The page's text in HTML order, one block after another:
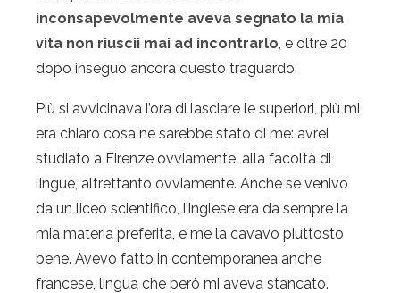
inconsapevolmente aveva segnato la mia
vita non riuscii mai ad incontrarlo , e oltre 20
dopo inseguo ancora questo traguardo.
Più si avvicinava l’ora di lasciare le superiori, più mi
era chiaro cosa ne sarebbe stato di me: avrei
studiato a Firenze ovviamente, alla facoltà di
lingue, altrettanto ovviamente. Anche se venivo
da un liceo scientifico, l’inglese era da sempre la
mia materia preferita, e me la cavavo piuttosto
bene. Avevo fatto in contemporanea anche
francese, lingua che però mi aveva stancato.